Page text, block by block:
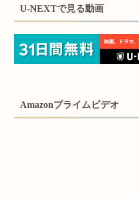
U-NEXTで見る動画
Amazonプライムビデオ